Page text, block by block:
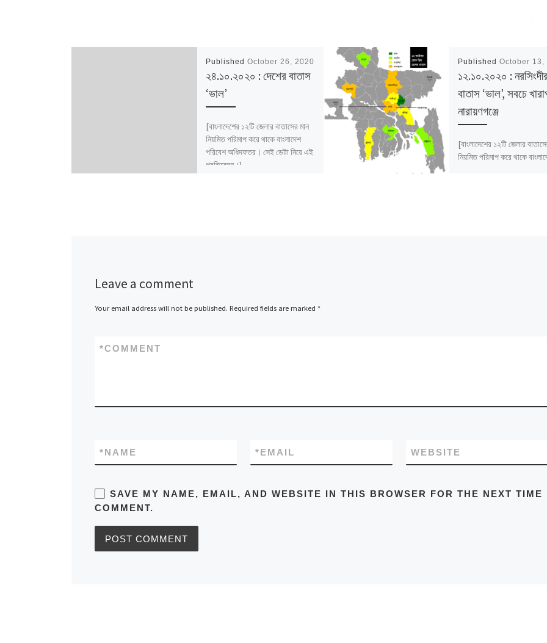
PublishedOctober 26, 2020
২৪.১০.২০২০ : দেশের বাতাস
‘ভাল’
[বাংলাদেশের ১২টি জেলার বাতাসের মান
নিয়মিত পরিমাপ করে থাকে বাংলাদেশ
পরিবেশ অধিদফতর। সেই ডেটা নিয়ে এই
প্রতিবেদন।]
Published October 13,
১২.১০.২০২০ :
বাতাস ‘ভাল’, সবচে
নারায়ণগঞ্জে
[বাংলাদেশের ১২টি জেলার
নিয়মিত পরিমাপ করে থাকে
Leave a comment
Your email address will not be published. Required fields are marked *
COMMENT
*
NAME
* EMAIL
* WEBSITE
SAVE MY NAME, EMAIL, AND WEBSITE IN THIS BROWSER FOR THE NEXT TIME
COMMENT.